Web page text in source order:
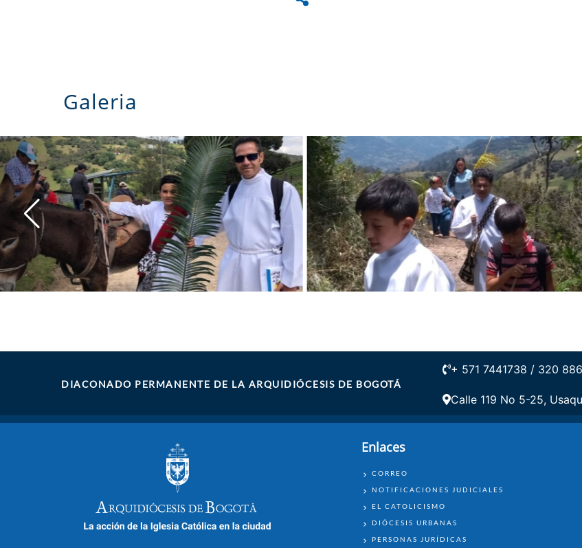
Galeria
DIACONADO PERMANENTE DE LA ARQUIDIÓCESIS DE BOGOTÁ
+ 571 7441738 / 320
Calle 119 No 5-25,
Enlaces
ENLACES
CORREO
NOTIFICACIONES JUDICIALES
EL CATOLICISMO
DIÓCESIS URBANAS
PERSONAS JURÍDICAS